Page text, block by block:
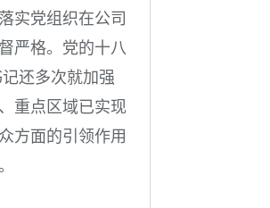
实党组织在公司
严格。党的十八
还多次就加强
重点区域已实现
方面的引领作用